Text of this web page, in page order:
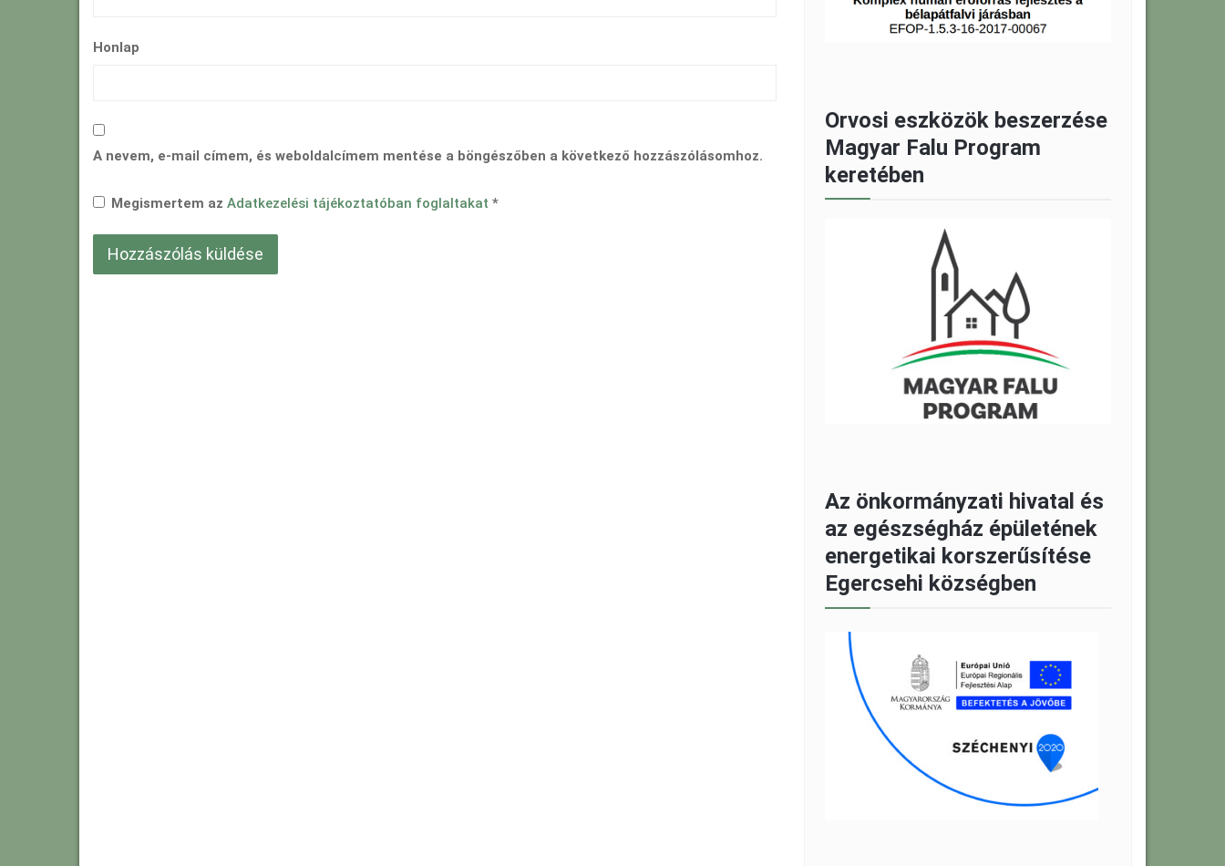
Honlap
A nevem, e-mail címem, és weboldalcímem mentése a böngészőben a következő hozzászólásomhoz.
Megismertem az Adatkezelési tájékoztatóban foglaltakat *
Orvosi eszközök beszerzése
Magyar Falu Program
keretében
Az önkormányzati hivatal és
az egészségház épületének
energetikai korszerűsítése
Egercsehi községben